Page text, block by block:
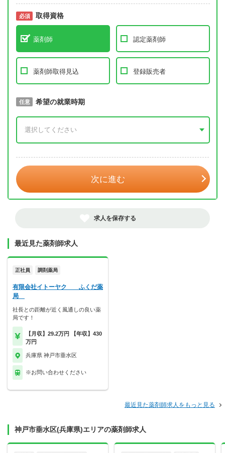
必須 取得資格
薬剤師 認定薬剤師
薬剤師取得見込 登録販売者
必須 取得予定年
任意 希望の就業時期
次に進む
求人を保存する
最近見た薬剤師求人
正社員 調剤薬局
有限会社イトーヤク ふくだ薬
局
社長との距離が近く風通しの良い薬
局です！
【月収】29.2万円 【年収】430
万円
兵庫県 神戸市垂水区
※お問い合わせください
最近見た薬剤師求人をもっと見る
神戸市垂水区(兵庫県)エリアの薬剤師求人